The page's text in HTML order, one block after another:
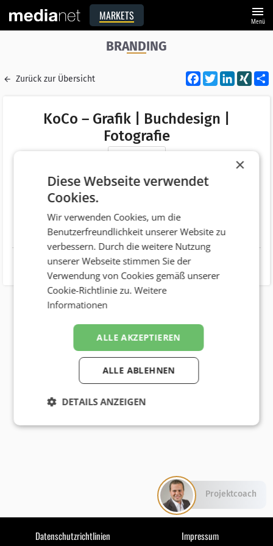
MARKETS menu
Menü
BRANDING
Zurück zur Übersicht Facebook
Twitter XING
KoCo – Grafik | Buchdesign |
Fotografie
Adresse
Bergmanngasse 5
Telefonnummer
+43 (316) 814888
Website http://www.koco.at/
Datenschutzrichtlinien Impressum
×
Diese Webseite verwendet
Cookies.
Wir verwenden Cookies, um die
Benutzerfreundlichkeit unserer Website zu
verbessern. Durch die weitere Nutzung
unserer Webseite stimmen Sie der
Verwendung von Cookies gemäß unserer
Cookie-Richtlinie zu.Weitere
Informationen
ALLE AKZEPTIEREN
ALLE ABLEHNEN
DETAILS ANZEIGEN
Projektcoach